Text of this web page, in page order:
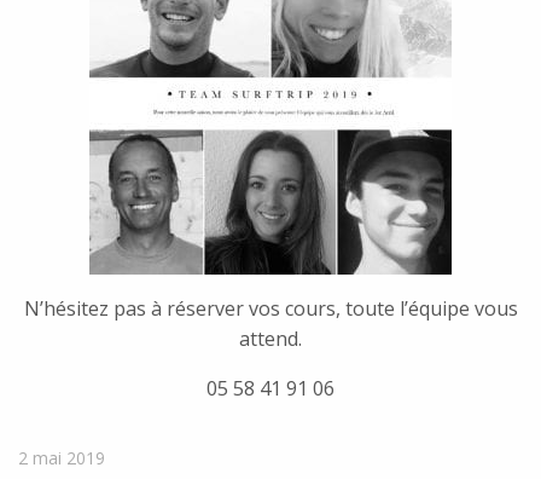
N’hésitez pas à réserver vos cours, toute l’équipe vous
attend.
05 58 41 91 06
2 mai 2019